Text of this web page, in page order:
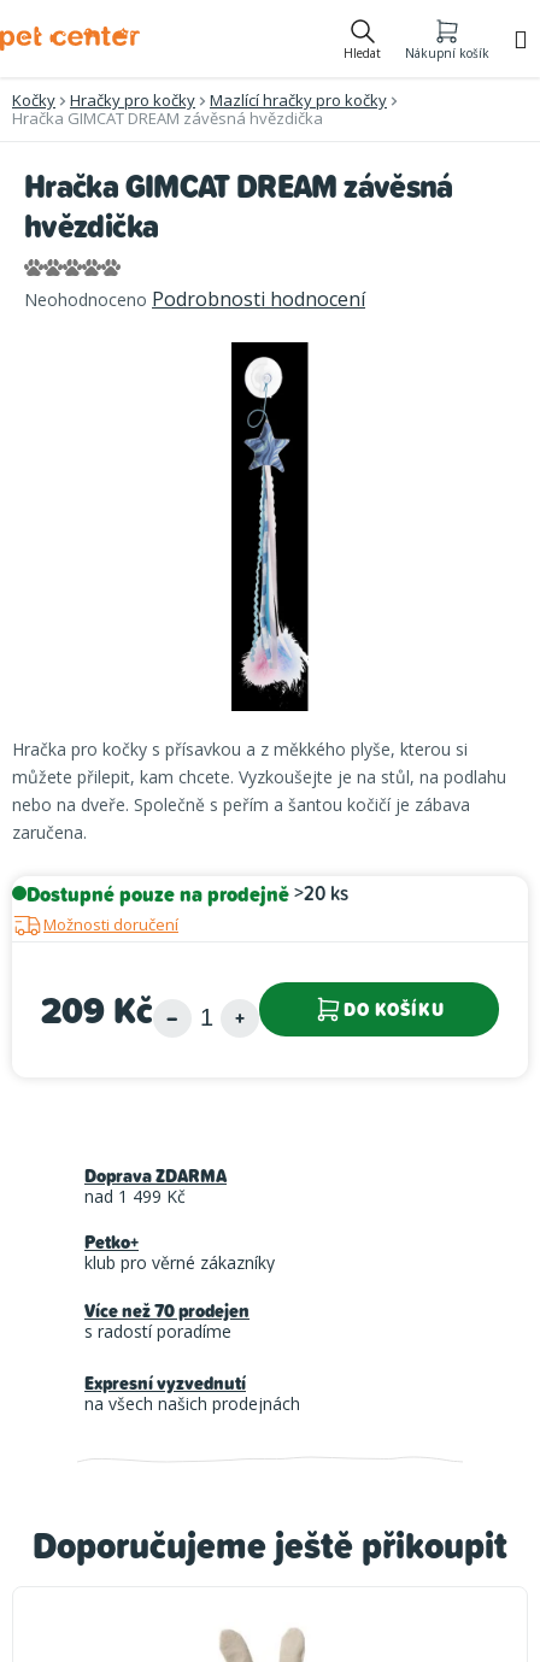
na
Hledat Nákupní košík
Kočky Hračky pro kočky
Mazlící hračky pro kočky
Hračka GIMCAT DREAM závěsná hvězdička
Hračka pro kočky s přísavkou a z měkkého plyše, kterou si
můžete přilepit, kam chcete. Vyzkoušejte je na stůl, na podlahu
nebo na dveře. Společně s peřím a šantou kočičí je zábava
zaručena.
Dostupné pouze na prodejně>20 ks
Možnosti doručení
209 Kč DO KOŠÍKU
Hračka GIMCAT DREAM závěsná
hvězdička
Průměrné
hodnocení
Neohodnoceno Podrobnosti hodnocení
Doporučujeme ještě přikoupit
Doprava ZDARMA
nad 1 499 Kč
Petko+
klub pro věrné zákazníky
Více než 70 prodejen
s radostí poradíme
Expresní vyzvednutí
na všech našich prodejnách